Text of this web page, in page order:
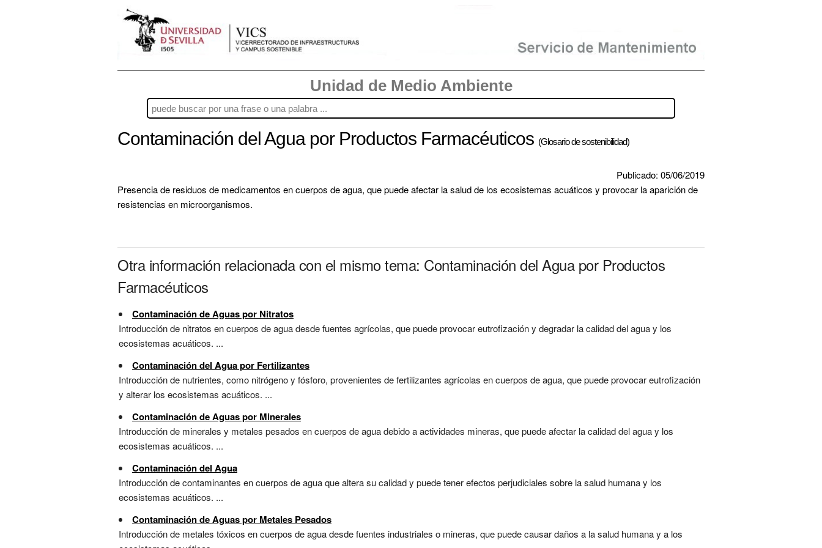
Unidad de Medio Ambiente
Contaminación del Agua por Productos Farmacéuticos (Glosario de sostenibilidad)
Publicado: 05/06/2019
Presencia de residuos de medicamentos en cuerpos de agua, que puede afectar la salud de los ecosistemas acuáticos y provocar la aparición de
resistencias en microorganismos.
Otra información relacionada con el mismo tema: Contaminación del Agua por Productos
Farmacéuticos
Contaminación de Aguas por Nitratos
Introducción de nitratos en cuerpos de agua desde fuentes agrícolas, que puede provocar eutrofización y degradar la calidad del agua y los
ecosistemas acuáticos. ...
Contaminación del Agua por Fertilizantes
Introducción de nutrientes, como nitrógeno y fósforo, provenientes de fertilizantes agrícolas en cuerpos de agua, que puede provocar eutrofización
y alterar los ecosistemas acuáticos. ...
Contaminación de Aguas por Minerales
Introducción de minerales y metales pesados en cuerpos de agua debido a actividades mineras, que puede afectar la calidad del agua y los
ecosistemas acuáticos. ...
Contaminación del Agua
Introducción de contaminantes en cuerpos de agua que altera su calidad y puede tener efectos perjudiciales sobre la salud humana y los
ecosistemas acuáticos. ...
Contaminación de Aguas por Metales Pesados
Introducción de metales tóxicos en cuerpos de agua desde fuentes industriales o mineras, que puede causar daños a la salud humana y a los